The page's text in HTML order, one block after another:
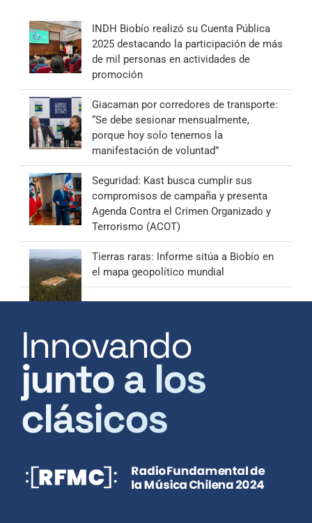
INDH Biobío realizó su Cuenta Pública
2025 destacando la participación de más
de mil personas en actividades de
promoción
Giacaman por corredores de transporte:
“Se debe sesionar mensualmente,
porque hoy solo tenemos la
manifestación de voluntad”
Seguridad: Kast busca cumplir sus
compromisos de campaña y presenta
Agenda Contra el Crimen Organizado y
Terrorismo (ACOT)
Tierras raras: Informe sitúa a Biobío en
el mapa geopolítico mundial
Innovando
junto a los
clásicos